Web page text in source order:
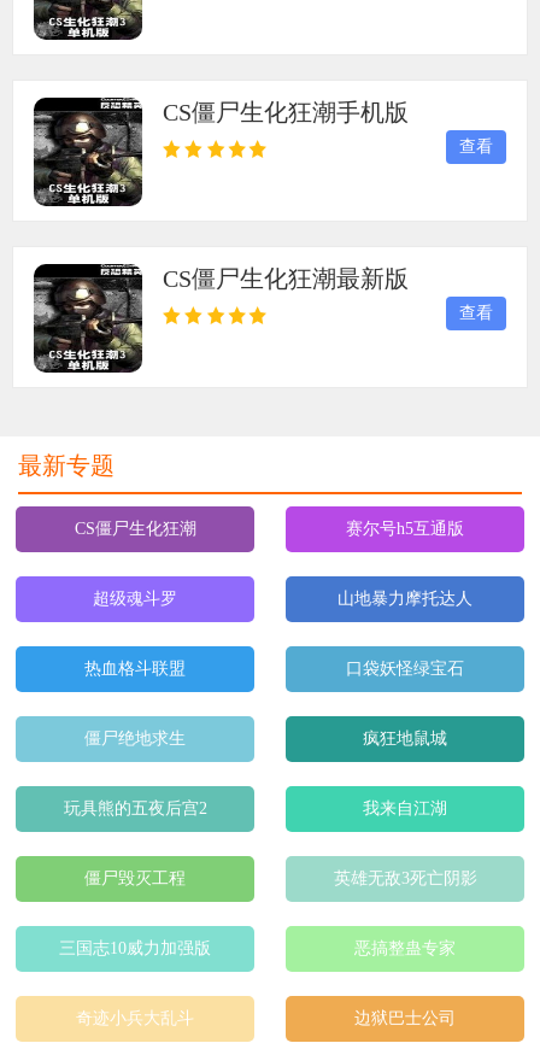
营需权衡火力与生存，僵尸阵营则享受狩猎的快感。
查看
CS僵尸生化狂潮手机版
查看
CS僵尸生化狂潮最新版
最新专题
CS僵尸生化狂潮 赛尔号h5互通版
超级魂斗罗 山地暴力摩托达人
热血格斗联盟 口袋妖怪绿宝石
僵尸绝地求生 疯狂地鼠城
玩具熊的五夜后宫2 我来自江湖
僵尸毁灭工程 英雄无敌3死亡阴影
三国志10威力加强版 恶搞整蛊专家
奇迹小兵大乱斗 边狱巴士公司